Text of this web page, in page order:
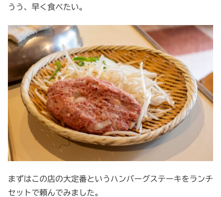
うう、早く食べたい。
まずはこの店の大定番というハンバーグステーキをランチ
セットで頼んでみました。